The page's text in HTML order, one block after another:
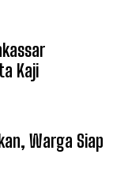
Kaji
Warga Siap